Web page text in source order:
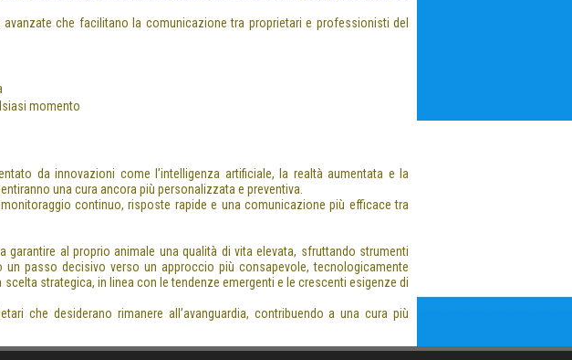
che facilitano la comunicazione tra proprietari e professionisti del
momento
da innovazioni come l’intelligenza artificiale, la realtà aumentata e la
una cura ancora più personalizzata e preventiva.
continuo, risposte rapide e una comunicazione più efficace tra
al proprio animale una qualità di vita elevata, sfruttando strumenti
passo decisivo verso un approccio più consapevole, tecnologicamente
strategica, in linea con le tendenze emergenti e le crescenti esigenze di
che desiderano rimanere all’avanguardia, contribuendo a una cura più